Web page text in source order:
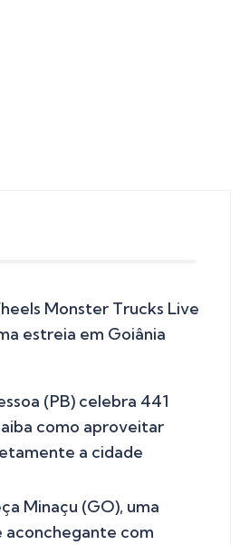
Monster Trucks Live
estreia em Goiânia
(PB) celebra 441
como aproveitar
a cidade
Minaçu (GO), uma
aconchegante com